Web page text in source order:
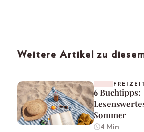
Weitere Artikel zu
6 Buchtipps:
Sommer
4 Min.